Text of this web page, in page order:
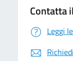
Contatta
Leggi